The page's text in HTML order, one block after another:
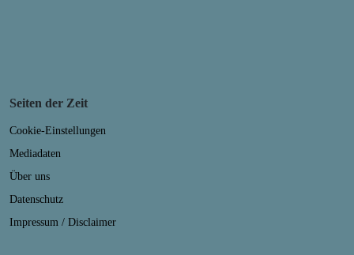
Seiten der Zeit
Cookie-Einstellungen
Mediadaten
Über uns
Datenschutz
Impressum / Disclaimer